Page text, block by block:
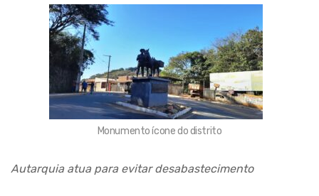
Monumento ícone do distrito
Autarquia atua para evitar desabastecimento